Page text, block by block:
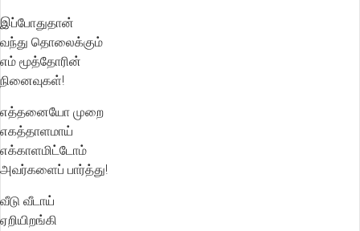
இப்போதுதான்
வந்து தொலைக்கும்
எம் மூத்தோரின்
நினைவுகள்!
எத்தனையோ முறை
எகத்தாளமாய்
எக்காளமிட்டோம்
அவர்களைப் பார்த்து!
வீடு வீடாய்
ஏறியிறங்கி